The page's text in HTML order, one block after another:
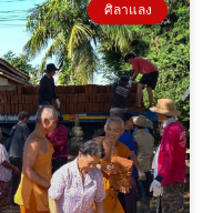
ศิลาแลง